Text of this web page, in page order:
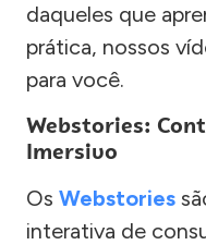
daqueles que
prática, nossos
para você.
Webstories:
Imersivo
Os Webstories
interativa de